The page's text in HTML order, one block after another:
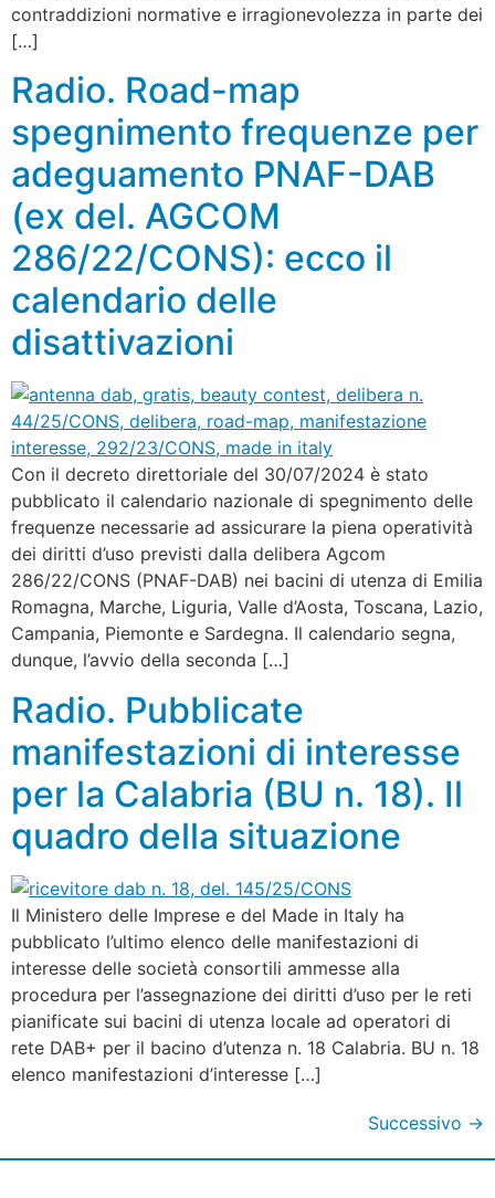
contraddizioni normative e irragionevolezza in parte dei
[…]
Radio. Road-map
spegnimento frequenze per
adeguamento PNAF-DAB
(ex del. AGCOM
286/22/CONS): ecco il
calendario delle
disattivazioni
Con il decreto direttoriale del 30/07/2024 è stato
pubblicato il calendario nazionale di spegnimento delle
frequenze necessarie ad assicurare la piena operatività
dei diritti d’uso previsti dalla delibera Agcom
286/22/CONS (PNAF-DAB) nei bacini di utenza di Emilia
Romagna, Marche, Liguria, Valle d’Aosta, Toscana, Lazio,
Campania, Piemonte e Sardegna. Il calendario segna,
dunque, l’avvio della seconda […]
Radio. Pubblicate
manifestazioni di interesse
per la Calabria (BU n. 18). Il
quadro della situazione
Il Ministero delle Imprese e del Made in Italy ha
pubblicato l’ultimo elenco delle manifestazioni di
interesse delle società consortili ammesse alla
procedura per l’assegnazione dei diritti d’uso per le reti
pianificate sui bacini di utenza locale ad operatori di
rete DAB+ per il bacino d’utenza n. 18 Calabria. BU n. 18
elenco manifestazioni d’interesse […]
Successivo →